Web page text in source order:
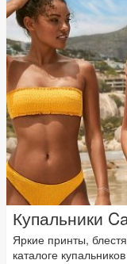
Купальники
Яркие принты,
каталоге